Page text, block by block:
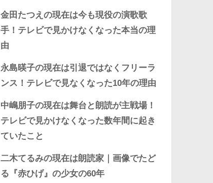
金田たつえの現在は今も現役の演歌歌
手！テレビで見かけなくなった本当の理
由
永島暎子の現在は引退ではなくフリーラ
ンス！テレビで見なくなった10年の理由
中嶋朋子の現在は舞台と朗読が主戦場！
テレビで見かけなくなった数年間に起き
ていたこと
二木てるみの現在は朗読家｜画像でたど
る『赤ひげ』の少女の60年